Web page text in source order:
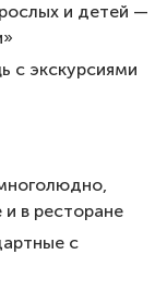
и детей —
с экскурсиями
в ресторане
с